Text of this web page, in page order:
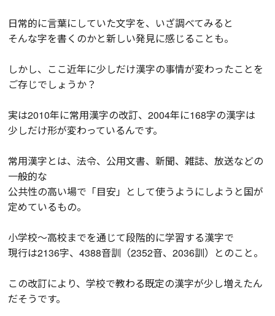
日常的に言葉にしていた文字を、いざ調べてみると
そんな字を書くのかと新しい発見に感じることも。
しかし、ここ近年に少しだけ漢字の事情が変わったことを
ご存じでしょうか？
実は2010年に常用漢字の改訂、2004年に168字の漢字は
少しだけ形が変わっているんです。
常用漢字とは、法令、公用文書、新聞、雑誌、放送などの
一般的な
公共性の高い場で「目安」として使うようにしようと国が
定めているもの。
小学校～高校までを通じて段階的に学習する漢字で
現行は2136字、4388音訓（2352音、2036訓）とのこと。
この改訂により、学校で教わる既定の漢字が少し増えたん
だそうです。